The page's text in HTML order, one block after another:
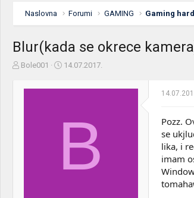
Naslovna Forumi GAMING Gaming
Blur(kada se okrece
Z
Bole001
D
t
14.07.2017.
B
Pozz.
se
lika, i
imam